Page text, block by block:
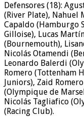
Defensores (18):
(River Plate), Nahuel
Capaldo (Hamburgo
Gilloise), Lucas
(Bournemouth),
Nicolás Otamendi
Leonardo Balerdi
Romero (Tottenham
Juniors), Zaid
(Olympique de
Nicolás Tagliafico
(Racing Club).